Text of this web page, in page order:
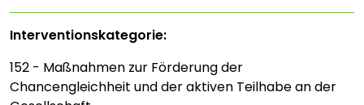
Interventions­kategorie:
152 - Maßnahmen zur Förderung der
Chancengleichheit und der aktiven Teilhabe an der